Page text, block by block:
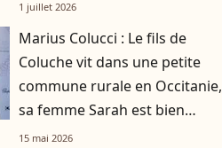
1 juillet 2026
Marius Colucci : Le fils de
Coluche vit dans une petite
commune rurale en Occitanie,
sa femme Sarah est bien
connue des habitants
15 mai 2026